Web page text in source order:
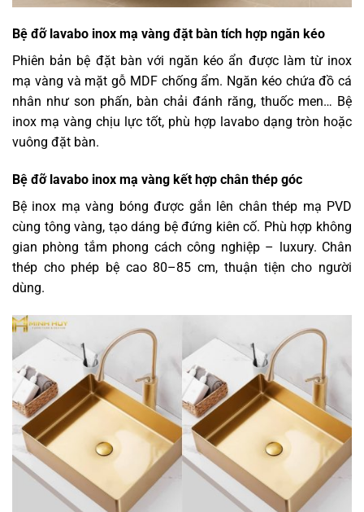
Bệ đỡ lavabo inox mạ vàng đặt bàn tích hợp ngăn kéo
Phiên bản bệ đặt bàn với ngăn kéo ẩn được làm từ inox
mạ vàng và mặt gỗ MDF chống ẩm. Ngăn kéo chứa đồ cá
nhân như son phấn, bàn chải đánh răng, thuốc men… Bệ
inox mạ vàng chịu lực tốt, phù hợp lavabo dạng tròn hoặc
vuông đặt bàn.
Bệ đỡ lavabo inox mạ vàng kết hợp chân thép góc
Bệ inox mạ vàng bóng được gắn lên chân thép mạ PVD
cùng tông vàng, tạo dáng bệ đứng kiên cố. Phù hợp không
gian phòng tắm phong cách công nghiệp – luxury. Chân
thép cho phép bệ cao 80–85 cm, thuận tiện cho người
dùng.